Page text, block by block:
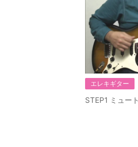
エレキギター
STEP1 ミュート